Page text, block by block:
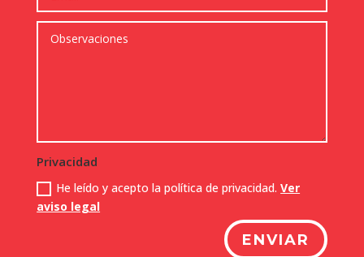
Privacidad
He leído y acepto la política de privacidad.Ver
aviso legal
ENVIAR